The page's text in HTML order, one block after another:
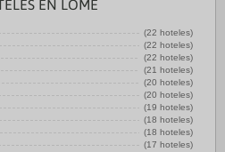
EN LOME
(22 hoteles)
(22 hoteles)
(22 hoteles)
(21 hoteles)
(20 hoteles)
(20 hoteles)
(19 hoteles)
(18 hoteles)
(18 hoteles)
(17 hoteles)